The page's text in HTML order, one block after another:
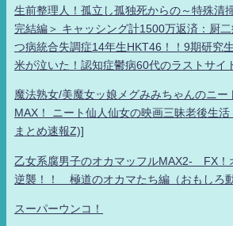
生前整理人！孤立し孤独死からの～特殊清
完結編＞ キャッシング計1500万返済：厨
つ病統合失調症14年生HKT46！！9期研究
米が泣いた！認知症鬱病60代のラストサイ
魔法熟女/美魔女ッ娘メグみみちゃんのニー
MAX！ ニート仙人仙女の映画三昧老後生
まとめ速報Z)]
乙女系腐男子のオカマッフルMAX2- FX！
逆襲！！ 極道のオカマたち編（おもしろ
スーパーウンコ！